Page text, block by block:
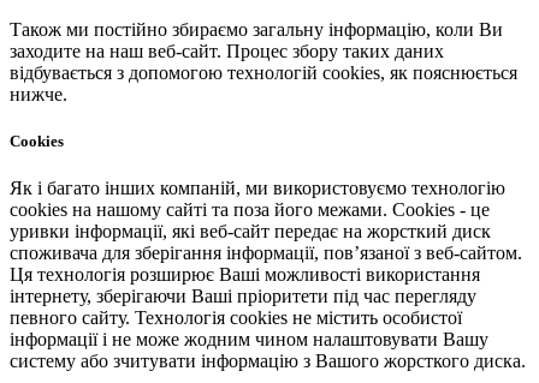
Також ми постійно збираємо загальну інформацію, коли Ви
заходите на наш веб-сайт. Процес збору таких даних
відбувається з допомогою технологій cookies, як пояснюється
нижче.
Cookies
Як і багато інших компаній, ми використовуємо технологію
cookies на нашому сайті та поза його межами. Cookies - це
уривки інформації, які веб-сайт передає на жорсткий диск
споживача для зберігання інформації, пов’язаної з веб-сайтом.
Ця технологія розширює Ваші можливості використання
інтернету, зберігаючи Ваші пріоритети під час перегляду
певного сайту. Технологія cookies не містить особистої
інформації і не може жодним чином налаштовувати Вашу
систему або зчитувати інформацію з Вашого жорсткого диска.